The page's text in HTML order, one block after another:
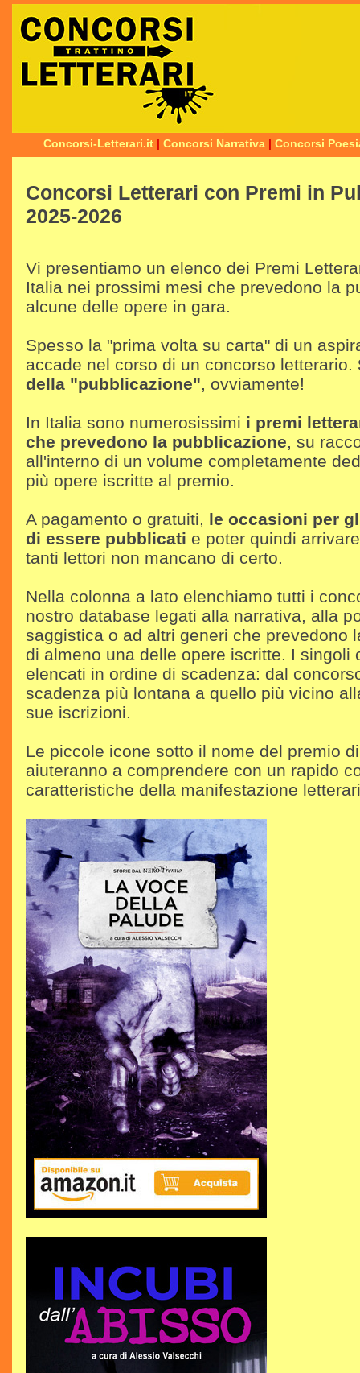
Concorsi-Letterari.it | Concorsi Narrativa | Concorsi
Concorsi Letterari con Premi in
2025-2026
Vi presentiamo un elenco dei Premi
Italia nei prossimi mesi che prevedono la
alcune delle opere in gara.
Spesso la "prima volta su carta" di un
accade nel corso di un concorso letterario.
della "pubblicazione", ovviamente!
In Italia sono numerosissimi i premi
che prevedono la pubblicazione, su
all'interno di un volume completamente
più opere iscritte al premio.
A pagamento o gratuiti, le occasioni per
di essere pubblicati e poter quindi
tanti lettori non mancano di certo.
Nella colonna a lato elenchiamo tutti i
nostro database legati alla narrativa, alla
saggistica o ad altri generi che prevedono
di almeno una delle opere iscritte. I singoli
elencati in ordine di scadenza: dal
scadenza più lontana a quello più vicino
sue iscrizioni.
Le piccole icone sotto il nome del premio
aiuteranno a comprendere con un rapido
caratteristiche della manifestazione